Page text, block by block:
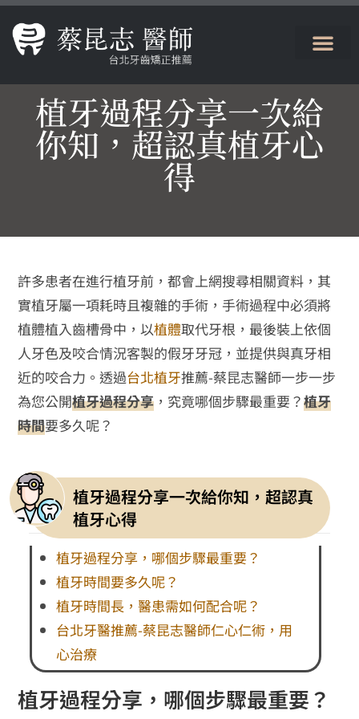
植牙過程分享一次給
你知，超認真植牙心
得
許多患者在進行植牙前，都會上網搜尋相關資料，其
實植牙屬一項耗時且複雜的手術，手術過程中必須將
植體植入齒槽骨中，以植體取代牙根，最後裝上依個
人牙色及咬合情況客製的假牙牙冠，並提供與真牙相
近的咬合力。透過台北植牙推薦-蔡昆志醫師一步一步
為您公開植牙過程分享 ，究竟哪個步驟最重要？植牙
時間要多久呢？
植牙過程分享一次給你知，超認真
植牙心得
植牙過程分享，哪個步驟最重要？
植牙時間要多久呢？
植牙時間長，醫患需如何配合呢？
台北牙醫推薦-蔡昆志醫師仁心仁術，用
心治療
植牙過程分享，哪個步驟最重要？